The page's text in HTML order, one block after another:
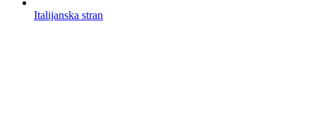
Italijanska stran